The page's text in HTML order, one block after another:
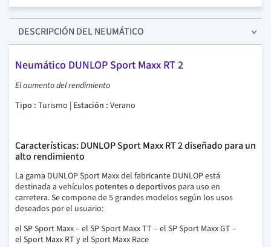
DESCRIPCIÓN DEL NEUMÁTICO
Neumático DUNLOP Sport Maxx RT 2
El aumento del rendimiento
Tipo : Turismo | Estación : Verano
Características: DUNLOP Sport Maxx RT 2 diseñado para un
alto rendimiento
La gama DUNLOP Sport Maxx del fabricante DUNLOP está
destinada a vehículos potentes o deportivos para uso en
carretera.Se compone de 5 grandes modelos según los usos
deseados por el usuario:
el SP Sport Maxx – el SP Sport Maxx TT – el SP Sport Maxx GT –
el Sport Maxx RT y el Sport Maxx Race